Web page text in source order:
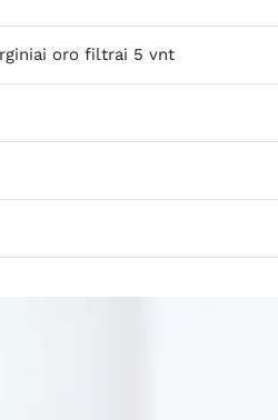
oro filtrai 5 vnt